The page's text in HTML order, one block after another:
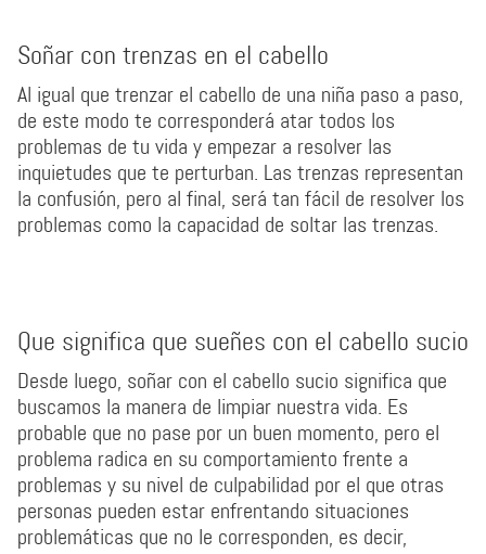
Soñar con trenzas en el cabello
Al igual que trenzar el cabello de una niña paso a paso,
de este modo te corresponderá atar todos los
problemas de tu vida y empezar a resolver las
inquietudes que te perturban. Las trenzas representan
la confusión, pero al final, será tan fácil de resolver los
problemas como la capacidad de soltar las trenzas.
Que significa que sueñes con el cabello sucio
Desde luego, soñar con el cabello sucio significa que
buscamos la manera de limpiar nuestra vida. Es
probable que no pase por un buen momento, pero el
problema radica en su comportamiento frente a
problemas y su nivel de culpabilidad por el que otras
personas pueden estar enfrentando situaciones
problemáticas que no le corresponden, es decir,